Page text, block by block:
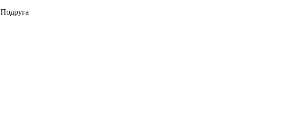
Подруга